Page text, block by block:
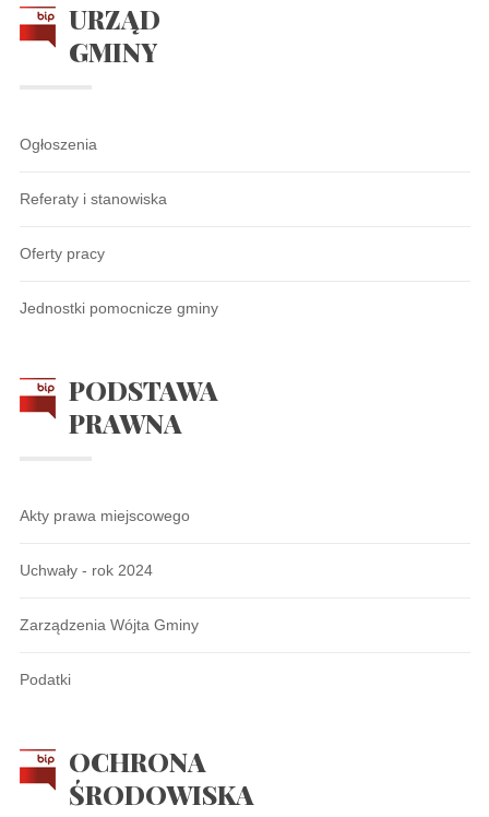
URZĄD
GMINY
Ogłoszenia
Referaty i stanowiska
Oferty pracy
Jednostki pomocnicze gminy
PODSTAWA
PRAWNA
Akty prawa miejscowego
Uchwały - rok 2024
Zarządzenia Wójta Gminy
Podatki
OCHRONA
ŚRODOWISKA